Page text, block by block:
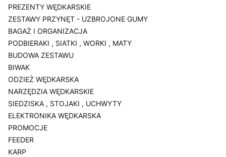
PREZENTY WĘDKARSKIE
ZESTAWY PRZYNĘT - UZBROJONE GUMY
BAGAŻ I ORGANIZACJA
PODBIERAKI , SIATKI , WORKI , MATY
BUDOWA ZESTAWU
BIWAK
ODZIEŻ WĘDKARSKA
NARZĘDZIA WĘDKARSKIE
SIEDZISKA , STOJAKI , UCHWYTY
ELEKTRONIKA WĘDKARSKA
PROMOCJE
FEEDER
KARP